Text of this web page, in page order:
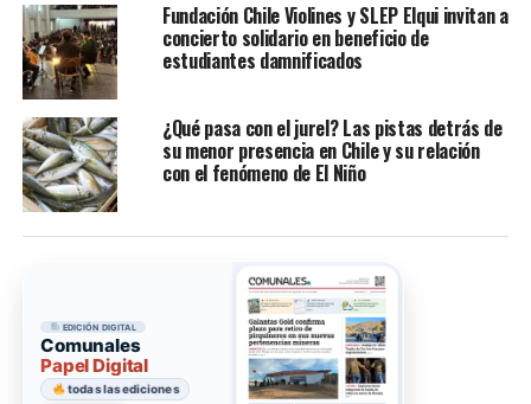
Fundación Chile Violines y SLEP Elqui invitan a
concierto solidario en beneficio de
estudiantes damnificados
¿Qué pasa con el jurel? Las pistas detrás de
su menor presencia en Chile y su relación
con el fenómeno de El Niño
EDICIÓN DIGITAL
Comunales
Papel Digital
todas las ediciones